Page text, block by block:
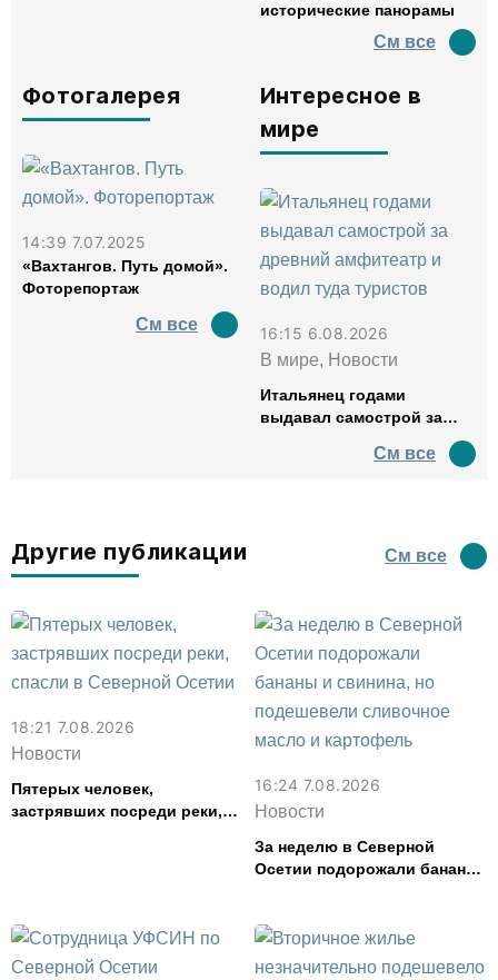
исторические панорамы
См все
Фотогалерея
14:39 7.07.2025
«Вахтангов. Путь домой».
Фоторепортаж
См все
Интересное в
мире
16:15 6.08.2026
В мире, Новости
Итальянец годами
выдавал самострой за
водил туда туристов
См все
Другие публикации См все
18:21 7.08.2026
Новости
Пятерых человек,
застрявших посреди реки,
16:24 7.08.2026
Новости
За неделю в Северной
Осетии подорожали бананы
картофель